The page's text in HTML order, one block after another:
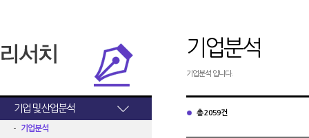
기업 및 산업분석
기업분석
기업분석
기업분석 입니다.
총 2059건